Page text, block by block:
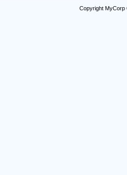
Copyright MyCorp